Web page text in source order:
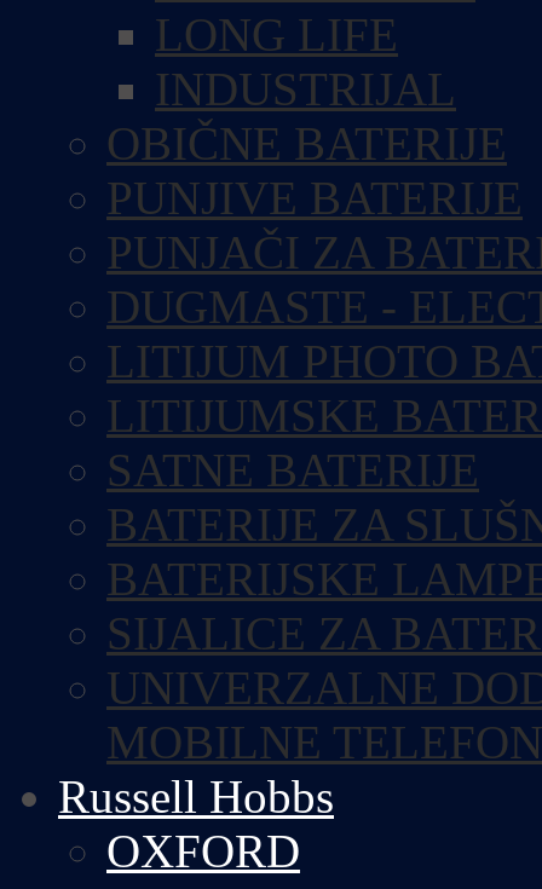
LONG LIFE
INDUSTRIJAL
OBIČNE BATERIJE
PUNJIVE BATERIJE
PUNJAČI ZA
DUGMASTE -
LITIJUM PHOTO
LITIJUMSKE
SATNE BATERIJE
BATERIJE ZA
BATERIJSKE
SIJALICE ZA
UNIVERZALNE
MOBILNE
Russell Hobbs
OXFORD